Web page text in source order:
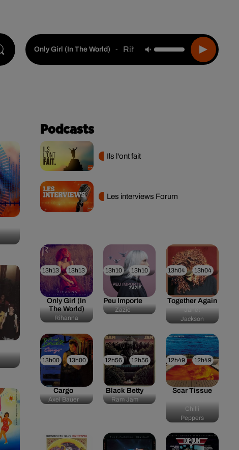
Only Girl (in The World) - Rihanna
Podcasts
Ils l'ont fait
Les interviews Forum
13h13 13h13
Rihanna
Only Girl (in
The World)
13h10 13h10
Zazie
Peu Importe
13h04 13h04
Janet
Jackson
Together Again
13h00 13h00
Axel Bauer
Cargo
12h56 12h56
Ram Jam
Black Betty
12h49 12h49
Chilli
Peppers
Scar Tissue